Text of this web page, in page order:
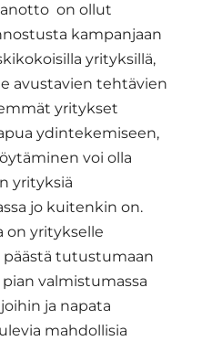
on ollut
kampanjaan
yrityksillä,
avustavien tehtävien
yritykset
ydintekemiseen,
voi olla
yrityksiä
jo kuitenkin on.
on yritykselle
tutustumaan
valmistumassa
ja napata
mahdollisia